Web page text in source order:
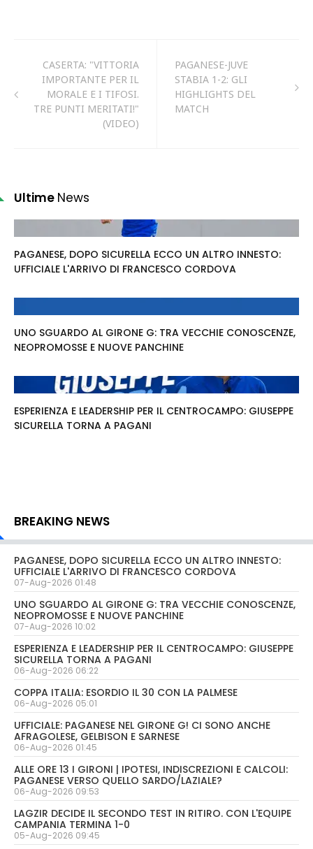
CASERTA: "VITTORIA
IMPORTANTE PER IL
MORALE E I TIFOSI.
TRE PUNTI MERITATI!"
(VIDEO)
PAGANESE-JUVE
STABIA 1-2: GLI
HIGHLIGHTS DEL
MATCH
Ultime News
PAGANESE, DOPO SICURELLA ECCO UN ALTRO INNESTO:
UFFICIALE L'ARRIVO DI FRANCESCO CORDOVA
UNO SGUARDO AL GIRONE G: TRA VECCHIE CONOSCENZE,
NEOPROMOSSE E NUOVE PANCHINE
ESPERIENZA E LEADERSHIP PER IL CENTROCAMPO: GIUSEPPE
SICURELLA TORNA A PAGANI
BREAKING NEWS
PAGANESE, DOPO SICURELLA ECCO UN ALTRO INNESTO:
UFFICIALE L'ARRIVO DI FRANCESCO CORDOVA
07-Aug-2026 01:48
UNO SGUARDO AL GIRONE G: TRA VECCHIE CONOSCENZE,
NEOPROMOSSE E NUOVE PANCHINE
07-Aug-2026 10:02
ESPERIENZA E LEADERSHIP PER IL CENTROCAMPO: GIUSEPPE
SICURELLA TORNA A PAGANI
06-Aug-2026 06:22
COPPA ITALIA: ESORDIO IL 30 CON LA PALMESE
06-Aug-2026 05:01
UFFICIALE: PAGANESE NEL GIRONE G! CI SONO ANCHE
AFRAGOLESE, GELBISON E SARNESE
06-Aug-2026 01:45
ALLE ORE 13 I GIRONI | IPOTESI, INDISCREZIONI E CALCOLI:
PAGANESE VERSO QUELLO SARDO/LAZIALE?
06-Aug-2026 09:53
LAGZIR DECIDE IL SECONDO TEST IN RITIRO. CON L'EQUIPE
CAMPANIA TERMINA 1-0
05-Aug-2026 09:45